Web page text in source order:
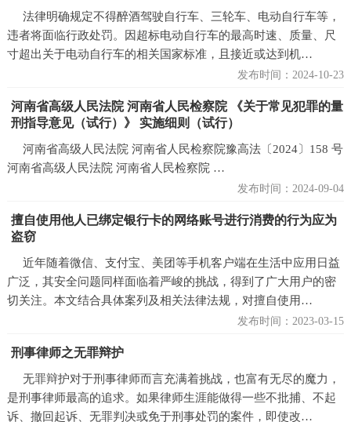
法律明确规定不得醉酒驾驶自行车、三轮车、电动自行车等，
违者将面临行政处罚。因超标电动自行车的最高时速、质量、尺
寸超出关于电动自行车的相关国家标准，且接近或达到机…
发布时间：2024-10-23
河南省高级人民法院 河南省人民检察院 《关于常见犯罪的量
刑指导意见（试行）》 实施细则（试行）
河南省高级人民法院 河南省人民检察院豫高法〔2024〕158 号
河南省高级人民法院 河南省人民检察院 …
发布时间：2024-09-04
擅自使用他人已绑定银行卡的网络账号进行消费的行为应为
盗窃
近年随着微信、支付宝、美团等手机客户端在生活中应用日益
广泛，其安全问题同样面临着严峻的挑战，得到了广大用户的密
切关注。本文结合具体案列及相关法律法规，对擅自使用…
发布时间：2023-03-15
刑事律师之无罪辩护
无罪辩护对于刑事律师而言充满着挑战，也富有无尽的魔力，
是刑事律师最高的追求。如果律师生涯能做得一些不批捕、不起
诉、撤回起诉、无罪判决或免于刑事处罚的案件，即使改…